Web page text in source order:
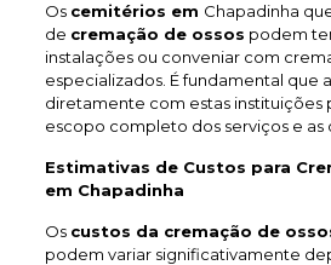
Os cemitérios em Chapadinha
de cremação de ossos podem
instalações ou conveniar com
especializados. É fundamental que
diretamente com estas instituições
escopo completo dos serviços e as
Estimativas de Custos para
em Chapadinha
Os custos da cremação de
podem variar significativamente